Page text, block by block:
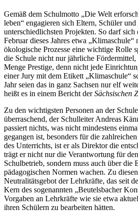
Gemäß dem Schulmotto „Die Welt
leben“ engagieren sich Eltern, Schüler
unterschiedlichsten Projekten. So darf sich
Februar dieses Jahres etwa „Klimaschule“
ökologische Prozesse eine wichtige Rolle
die Schule nicht nur jährliche Fördermittel,
Menge Prestige, denn nicht jede
einer Jury mit dem Etikett „Klimaschule“
Jahr seien das in ganz Sachsen nur elf
heißt es in einem Bericht derSächsischen
Zu den wichtigsten Personen an der
überraschend, der Schulleiter Andreas
passiert nichts, was nicht mindestens
gegangen ist, besonders für die
des Unterrichts, ist er als Direktor die
trägt er nicht nur die Verantwortung für
Schulbetrieb, sondern muss auch über die
pädagogischen Normen wachen. Zu
Neutralitätsgebot der Lehrkräfte, das seit
Kern des sogenannten „Beutelsbacher
Vorgaben an Lehrkräfte wie sie etwa
ihren Schülern zu bearbeiten hätten.